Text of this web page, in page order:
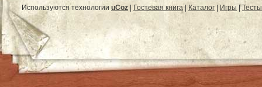
Используются технологии uCoz Гостевая книга| Каталог Игры |Тесты